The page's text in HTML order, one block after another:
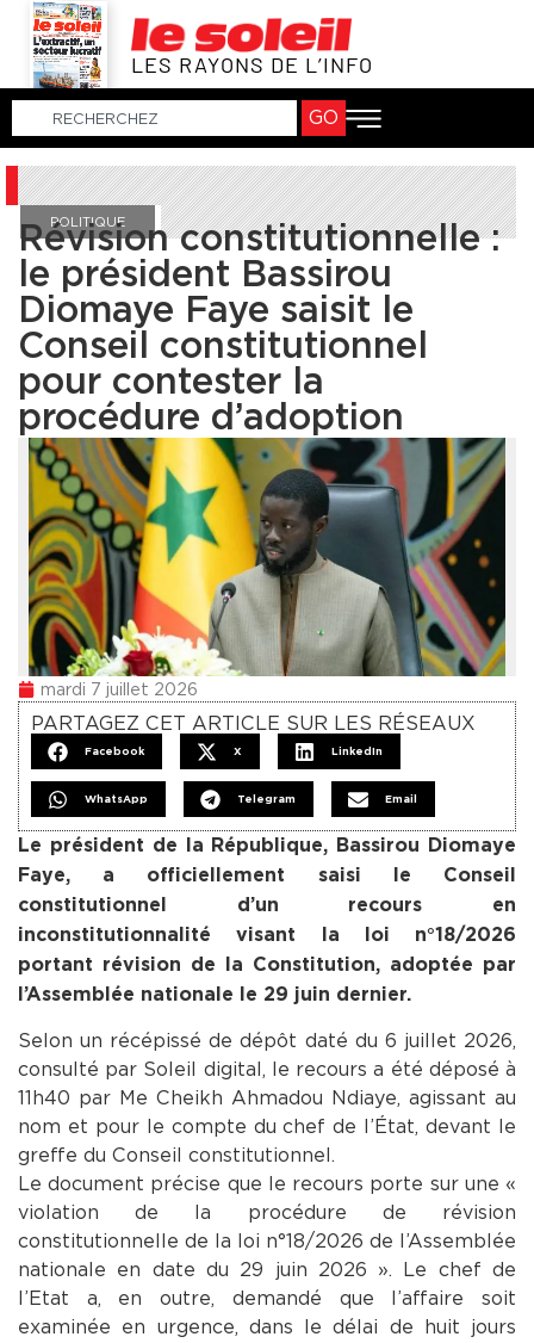
LES RAYONS DE L’INFO
GO
POLITIQUE
Révision constitutionnelle :
le président Bassirou
Diomaye Faye saisit le
Conseil constitutionnel
pour contester la
procédure d’adoption
mardi 7 juillet 2026
PARTAGEZ CET ARTICLE SUR LES RÉSEAUX
Facebook X LinkedIn
WhatsApp Telegram Email
Le président de la République, Bassirou Diomaye
Faye, a officiellement saisi le Conseil
constitutionnel d’un recours en
inconstitutionnalité visant la loi n°18/2026
portant révision de la Constitution, adoptée par
l’Assemblée nationale le 29 juin dernier.
Selon un récépissé de dépôt daté du 6 juillet 2026,
consulté par Soleil digital, le recours a été déposé à
11h40 par Me Cheikh Ahmadou Ndiaye, agissant au
nom et pour le compte du chef de l’État, devant le
greffe du Conseil constitutionnel.
Le document précise que le recours porte sur une «
violation de la procédure de révision
constitutionnelle de la loi n°18/2026 de l’Assemblée
nationale en date du 29 juin 2026 ». Le chef de
l’Etat a, en outre, demandé que l’affaire soit
examinée en urgence, dans le délai de huit jours